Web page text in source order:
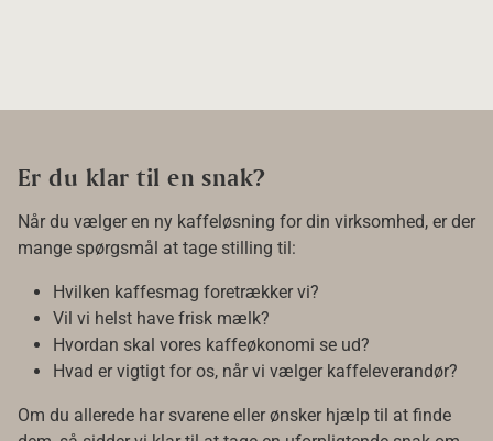
Er du klar til en snak?
Når du vælger en ny kaffeløsning for din virksomhed, er der
mange spørgsmål at tage stilling til:
Hvilken kaffesmag foretrækker vi?
Vil vi helst have frisk mælk?
Hvordan skal vores kaffeøkonomi se ud?
Hvad er vigtigt for os, når vi vælger kaffeleverandør?
Om du allerede har svarene eller ønsker hjælp til at finde